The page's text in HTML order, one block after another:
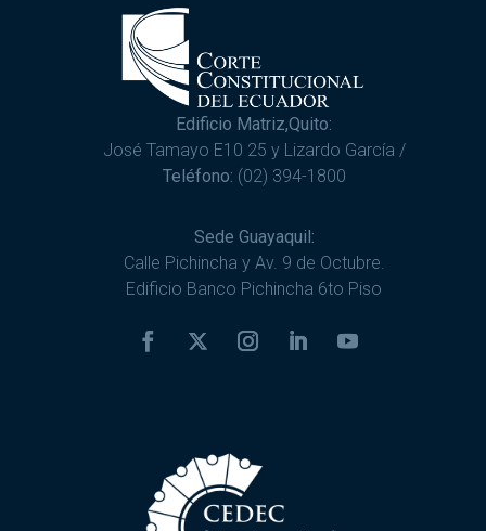
Edificio Matriz,Quito:
José Tamayo E10 25 y Lizardo García /
Teléfono: (02) 394-1800
Sede Guayaquil:
Calle Pichincha y Av. 9 de Octubre.
Edificio Banco Pichincha 6to Piso